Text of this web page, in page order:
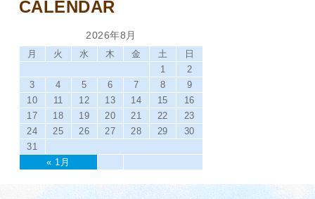
CALENDAR
2026年8月
月 火 水 木 金 土 日
« 1月
1
2
3
4 5 6 7 8
9
10
11 12 13 14 15
16
17
18 19 20 21 22
23
24
25 26 27 28 29
30
31